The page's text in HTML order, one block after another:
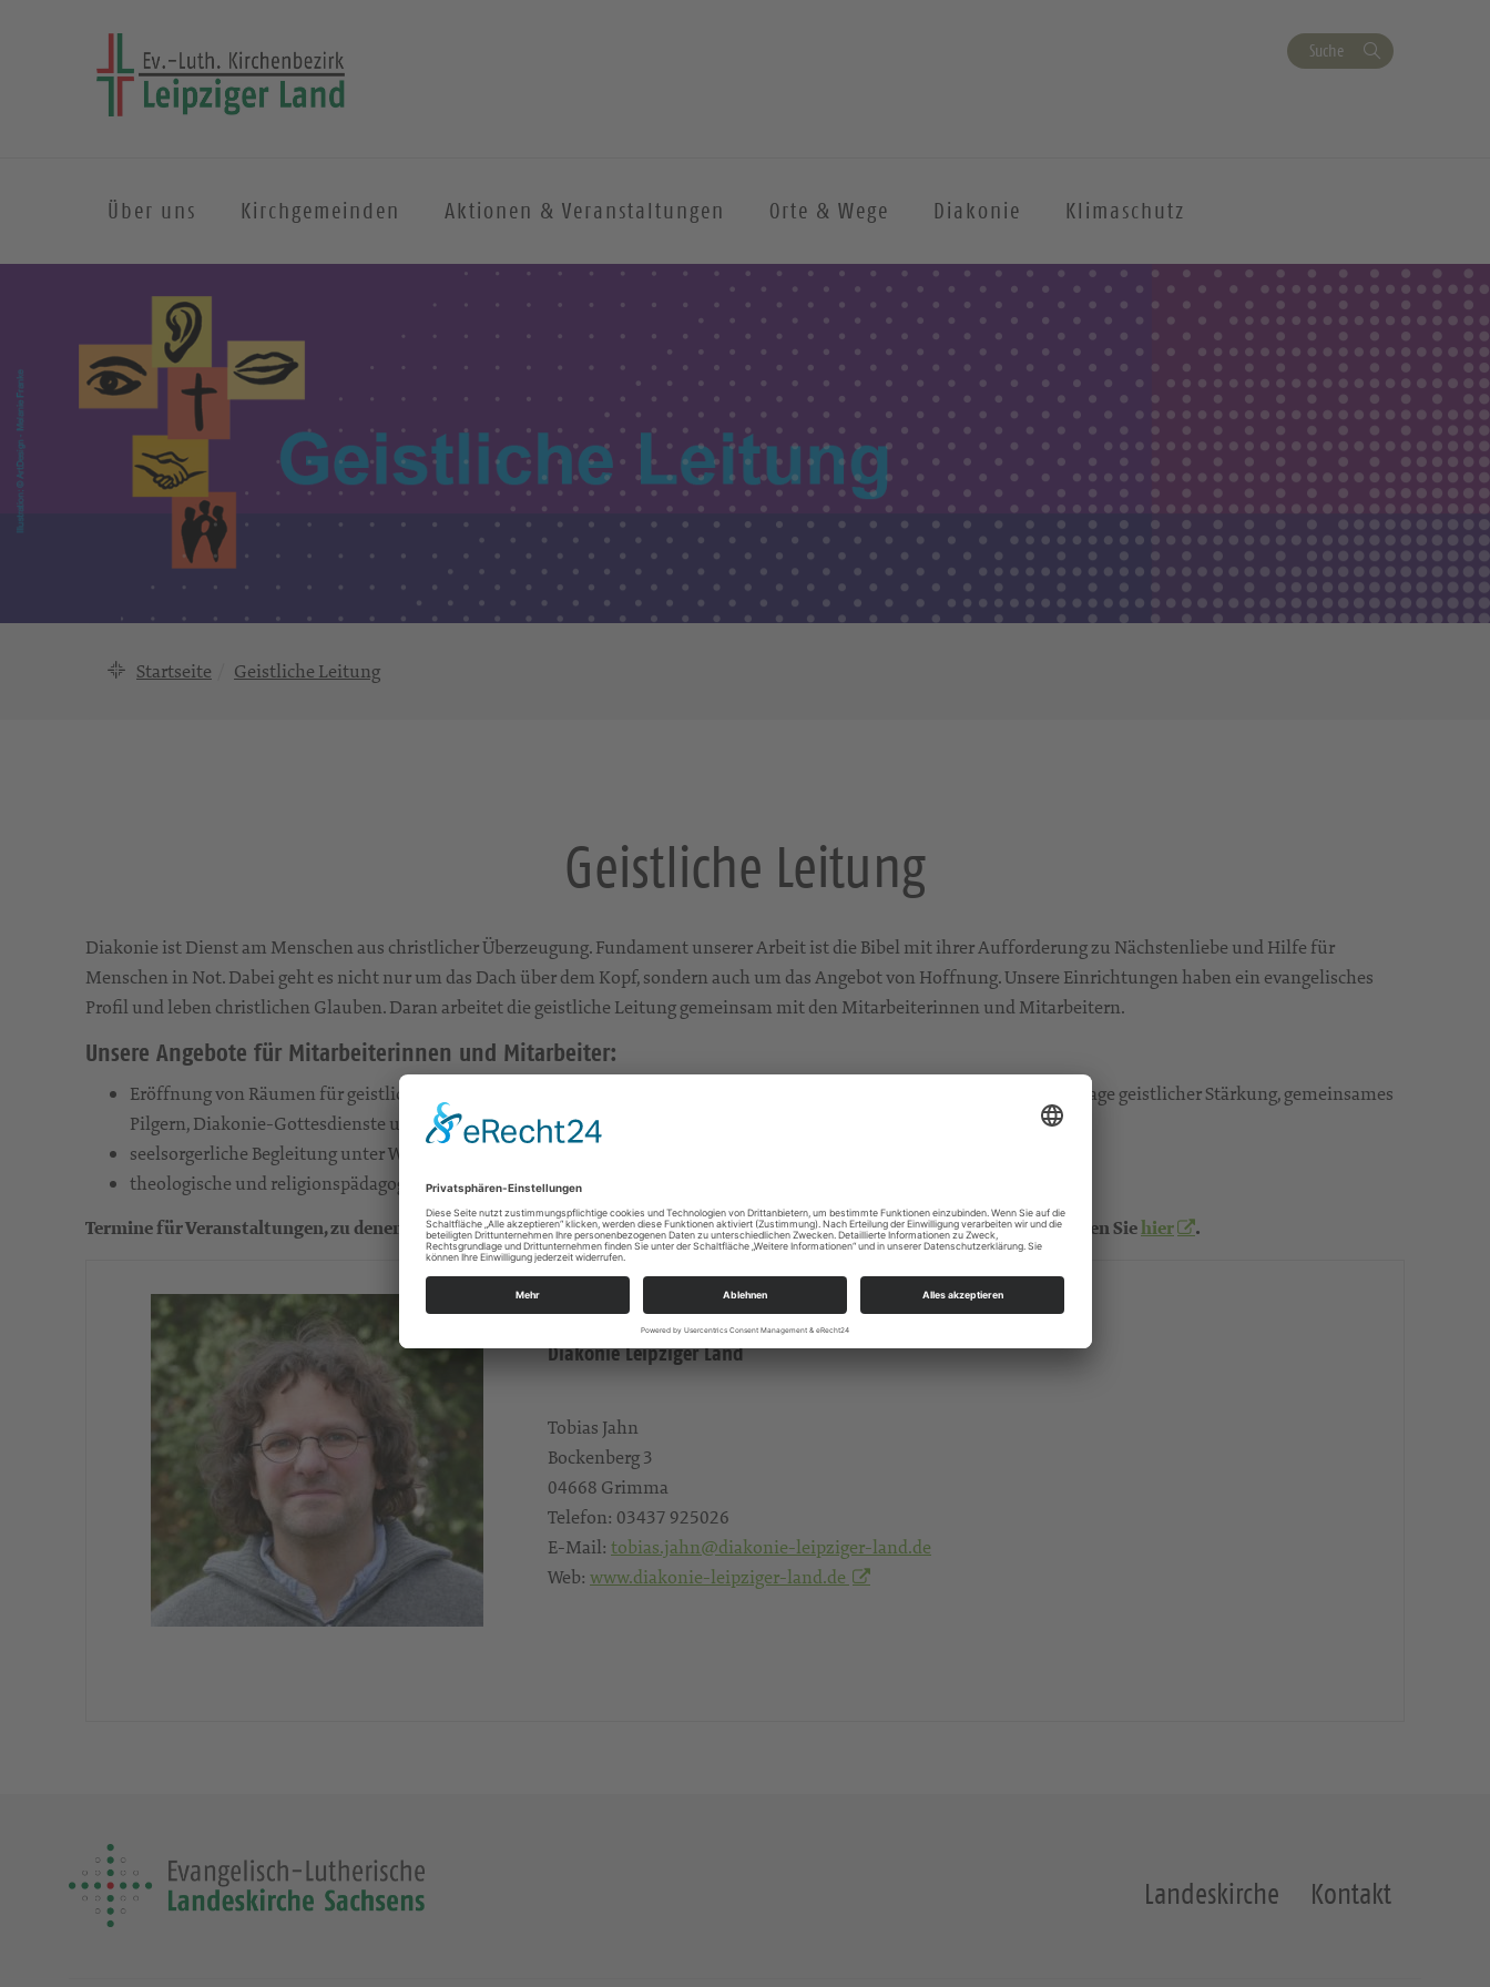
Suche
Über uns Kirchgemeinden Aktionen & Veranstaltungen Orte & Wege Diakonie Klimaschutz
Startseite Geistliche Leitung
Geistliche Leitung
Diakonie ist Dienst am Menschen aus christlicher Überzeugung. Fundament unserer Arbeit ist die Bibel mit ihrer Aufforderung zu Nächstenliebe und Hilfe für
Menschen in Not. Dabei geht es nicht nur um das Dach über dem Kopf, sondern auch um das Angebot von Hoffnung. Unsere Einrichtungen haben ein evangelisches
Profil und leben christlichen Glauben. Daran arbeitet die geistliche Leitung gemeinsam mit den Mitarbeiterinnen und Mitarbeitern.
Unsere Angebote für Mitarbeiterinnen und Mitarbeiter:
Eröffnung von Räumen für geistliche Erfahrungen (z.B. Halten von Andachten in den Einrichtungen und für Mitarbeiter, Tage geistlicher Stärkung, gemeinsames
Pilgern, Diakonie-Gottesdienste u.a.)
seelsorgerliche Begleitung unter Wahrung von Vertraulichkeit und Schweigepflicht
theologische und religionspädagogische Weiterbildungsangebote
Termine für Veranstaltungen, zu denen nicht nur Mitarbeiterinnen und Mitarbeiterinnen der Diakonie eingeladen sind, finden Siehier .
Geistliche Leitung
Diakonie Leipziger Land
Tobias Jahn
Bockenberg 3
04668 Grimma
Telefon: 03437 925026
E-Mail: tobias.jahn@diakonie-leipziger-land.de
Web: www.diakonie-leipziger-land.de
Landeskirche Kontakt